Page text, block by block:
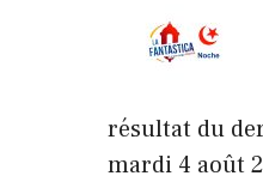
résultat du
mardi 4 août